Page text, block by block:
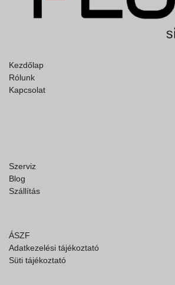
Kezdőlap
Rólunk
Kapcsolat
Szerviz
Blog
Szállítás
ÁSZF
Adatkezelési tájékoztató
Süti tájékoztató